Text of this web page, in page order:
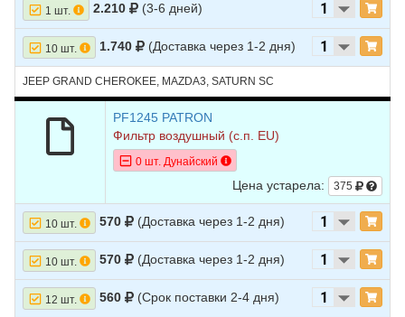
1 шт. 2.210 (3-6 дней)
10 шт. 1.740 (Доставка через 1-2 дня)
JEEP GRAND CHEROKEE, MAZDA3, SATURN SC
PF1245 PATRON
Фильтр воздушный (с.п. EU)
0 шт. Дунайский
Цена устарела: 375
10 шт. 570 (Доставка через 1-2 дня)
10 шт. 570 (Доставка через 1-2 дня)
12 шт. 560 (Срок поставки 2-4 дня)